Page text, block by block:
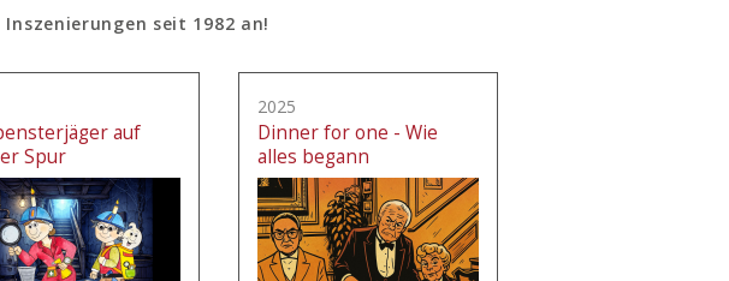
seit 1982 an!
auf
Spur
2025
Dinner for one - Wie
alles begann